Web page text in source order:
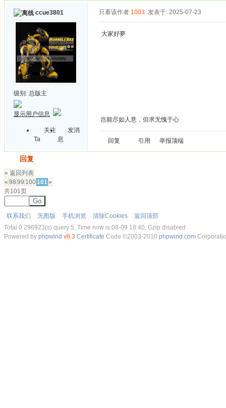
ccue3801
级别: 总版主
显示用户信息
关注
Ta
发消
息
只看该作者 1003 发表于: 2025-07-23
大家好夢
岂能尽如人意，但求无愧于心
回复 引用 举报顶端
回复
« 返回列表
« 98 99 100101»
共101页
Go
联系我们 无图版 手机浏览 清除Cookies
返回顶部
Total 0.296923(s) query 5, Time now is:08-09 18:40, Gzip disabled
Powered by phpwind v8.3 Certificate Code ©2003-2010 phpwind.com